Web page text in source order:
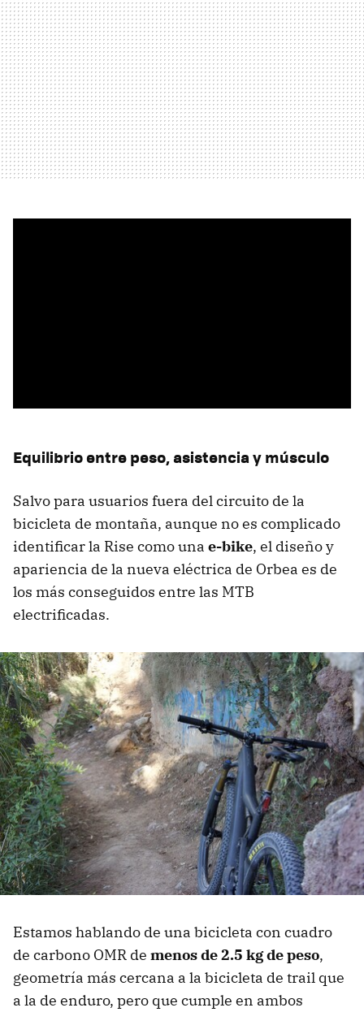
Equilibrio entre peso, asistencia y músculo
Salvo para usuarios fuera del circuito de la
bicicleta de montaña, aunque no es complicado
identificar la Rise como una e-bike, el diseño y
apariencia de la nueva eléctrica de Orbea es de
los más conseguidos entre las MTB
electrificadas.
Estamos hablando de una bicicleta con cuadro
de carbono OMR de menos de 2.5 kg de peso,
geometría más cercana a la bicicleta de trail que
a la de enduro, pero que cumple en ambos